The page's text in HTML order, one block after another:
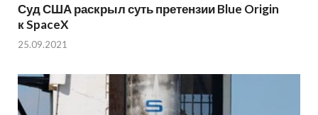
Суд США раскрыл суть претензии Blue Origin
к SpaceX
25.09.2021